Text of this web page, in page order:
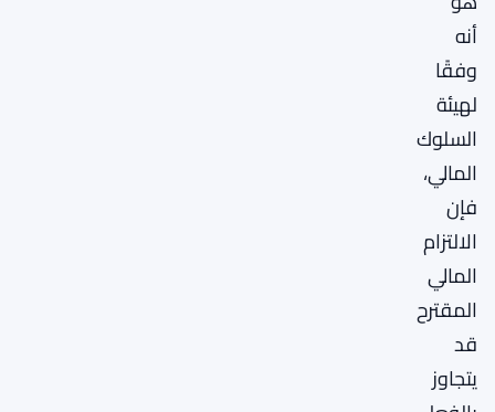
أنه
وفقًا
لهيئة
السلوك
المالي،
فإن
الالتزام
المالي
المقترح
قد
يتجاوز